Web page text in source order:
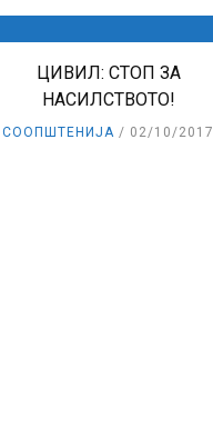
ЦИВИЛ: СТОП ЗА
НАСИЛСТВОТО!
СООПШТЕНИЈА 02/10/2017